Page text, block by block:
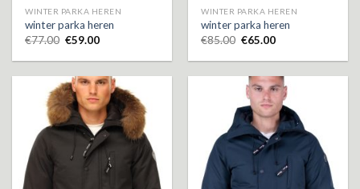
WINTER PARKA HEREN
winter parka heren
€77.00 €59.00
WINTER PARKA HEREN
winter parka heren
€85.00 €65.00